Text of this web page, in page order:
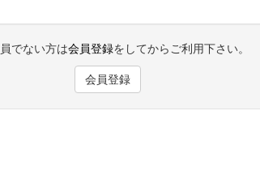
でない方は会員登録をしてからご利用下さい。
会員登録